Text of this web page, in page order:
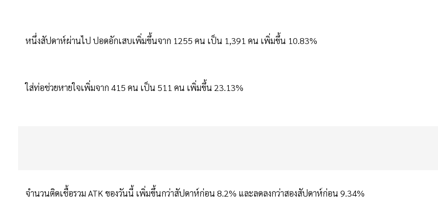
หนึ่งสัปดาห์ผ่านไป ปอดอักเสบเพิ่มขึ้นจาก 1255 คน เป็น 1,391 คน เพิ่มขึ้น 10.83%
ใส่ท่อช่วยหายใจเพิ่มจาก 415 คน เป็น 511 คน เพิ่มขึ้น 23.13%
จำนวนติดเชื้อรวม ATK ของวันนี้ เพิ่มขึ้นกว่าสัปดาห์ก่อน 8.2% และลดลงกว่าสองสัปดาห์ก่อน 9.34%